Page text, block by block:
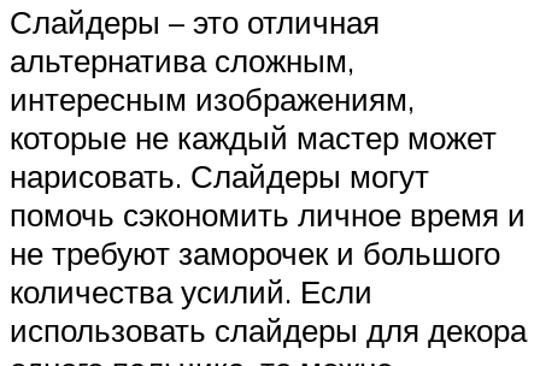
Слайдеры – это отличная
альтернатива сложным,
интересным изображениям,
которые не каждый мастер может
нарисовать. Слайдеры могут
помочь сэкономить личное время и
не требуют заморочек и большого
количества усилий. Если
использовать слайдеры для декора